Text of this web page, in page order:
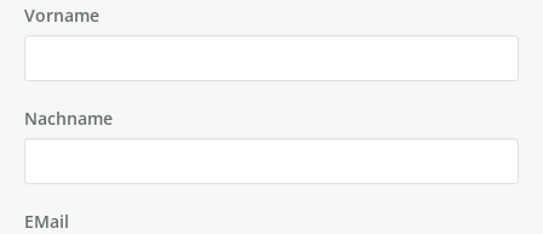
Vorname
Nachname
EMail